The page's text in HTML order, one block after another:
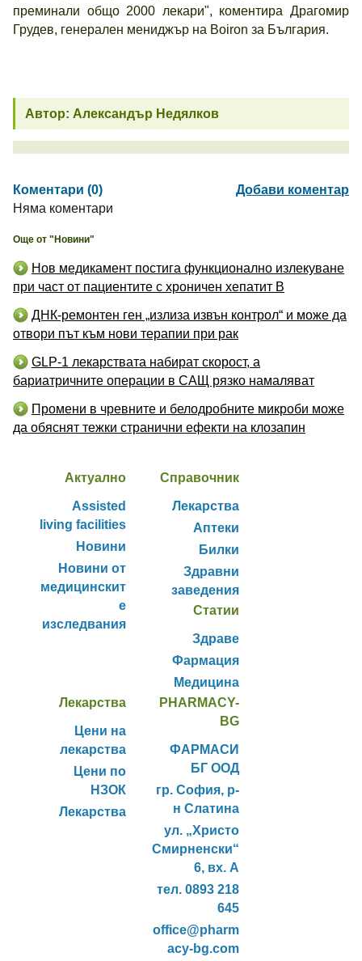
преминали общо 2000 лекари", коментира Драгомир
Грудев, генерален мениджър на Boiron за България.
Автор: Александър Недялков
Коментари (0)
Добави коментар
Няма коментари
Още от "Новини"
Нов медикамент постига функционално излекуване
при част от пациентите с хроничен хепатит B
ДНК-ремонтен ген „излиза извън контрол“ и може да
отвори път към нови терапии при рак
GLP-1 лекарствата набират скорост, а
бариатричните операции в САЩ рязко намаляват
Промени в чревните и белодробните микроби може
да обяснят тежки странични ефекти на клозапин
Актуално
Assisted
living facilities
Новини
Новини от
медицинскит
е
изследвания
Справочник
Лекарства
Аптеки
Билки
Здравни
заведения
Статии
Здраве
Фармация
Медицина
Лекарства
Цени на
лекарства
Цени по
НЗОК
Лекарства
PHARMACY-
BG
ФАРМАСИ
БГ ООД
гр. София, р-
н Слатина
ул. „Христо
Смирненски“
6, вх. А
тел. 0893 218
645
office@pharm
acy-bg.com